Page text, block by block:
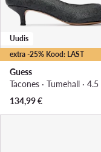
extra -25% Kood: LAST
Uudis
Guess
Tacones · Tumehall ·
134,99€